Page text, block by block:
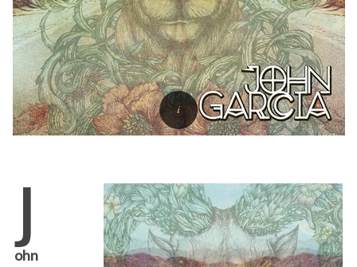
J
ohn